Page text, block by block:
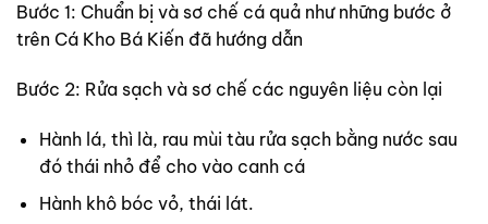
Bước 1: Chuẩn bị và sơ chế cá quả như những bước ở
trên Cá Kho Bá Kiến đã hướng dẫn
Bước 2: Rửa sạch và sơ chế các nguyên liệu còn lại
Hành lá, thì là, rau mùi tàu rửa sạch bằng nước sau
đó thái nhỏ để cho vào canh cá
Hành khô bóc vỏ, thái lát.